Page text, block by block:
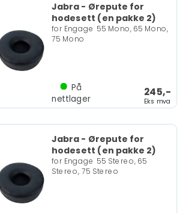
Jabra - Ørepute for
hodesett (en pakke 2)
for Engage 55 Mono, 65 Mono,
75 Mono
245,-
Eks mva
På
nettlager
Jabra - Ørepute for
hodesett (en pakke 2)
for Engage 55 Stereo, 65
Stereo, 75 Stereo